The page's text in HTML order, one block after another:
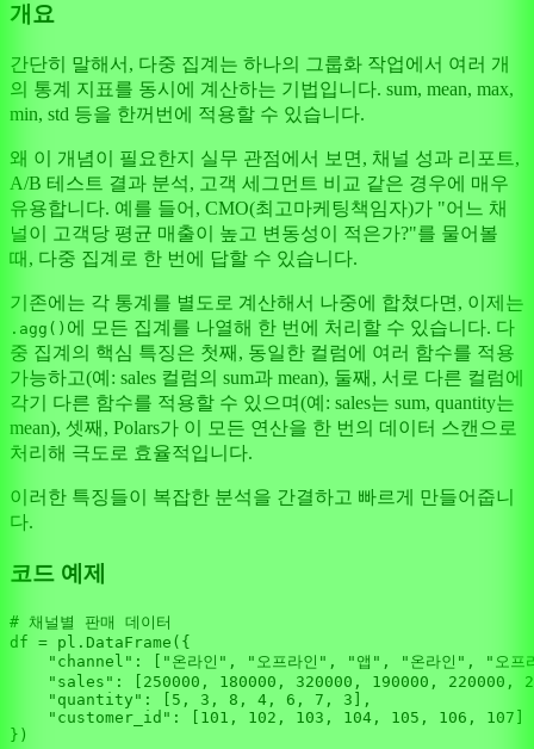
개요
간단히 말해서, 다중 집계는 하나의 그룹화 작업에서 여러 개
의 통계 지표를 동시에 계산하는 기법입니다. sum, mean, max,
min, std 등을 한꺼번에 적용할 수 있습니다.
왜 이 개념이 필요한지 실무 관점에서 보면, 채널 성과 리포트,
A/B 테스트 결과 분석, 고객 세그먼트 비교 같은 경우에 매우
유용합니다. 예를 들어, CMO(최고마케팅책임자)가 "어느 채
널이 고객당 평균 매출이 높고 변동성이 적은가?"를 물어볼
때, 다중 집계로 한 번에 답할 수 있습니다.
기존에는 각 통계를 별도로 계산해서 나중에 합쳤다면, 이제는
.agg() 에 모든 집계를 나열해 한 번에 처리할 수 있습니다. 다
중 집계의 핵심 특징은 첫째, 동일한 컬럼에 여러 함수를 적용
가능하고(예: sales 컬럼의 sum과 mean), 둘째, 서로 다른 컬럼에
각기 다른 함수를 적용할 수 있으며(예: sales는 sum, quantity는
mean), 셋째, Polars가 이 모든 연산을 한 번의 데이터 스캔으로
처리해 극도로 효율적입니다.
이러한 특징들이 복잡한 분석을 간결하고 빠르게 만들어줍니
다.
코드 예제
# 채널별 판매 데이터
df = pl.DataFrame({
"channel" : [ "온라인" , "오프라인" , "앱" , "온라인" ,
"오프
"sales" : [ 250000 , 180000 , 320000 , 190000 , 220000 ,
"quantity" : [ 5 , 3 , 8 , 4 , 6 , 7 , 3 ],
"customer_id" : [ 101 , 102 , 103 , 104 , 105 , 106 , 107 ]
})